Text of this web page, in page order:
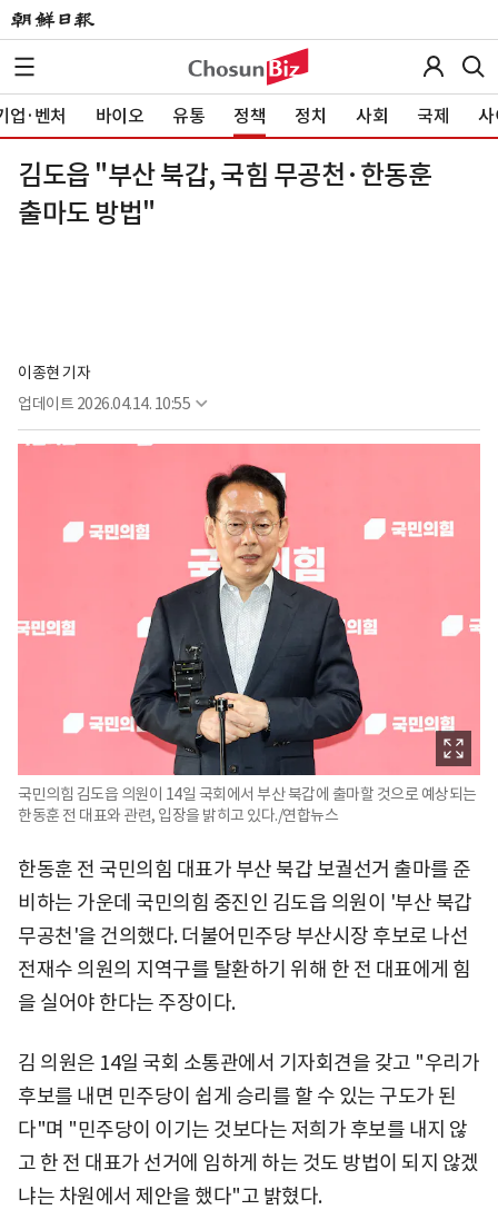
업·벤처 바이오 유통 정책 정치 사회 국제 사
김도읍 "부산 북갑, 국힘 무공천·한동훈
출마도 방법"
이종현 기자
업데이트 2026.04.14. 10:55
국민의힘 김도읍 의원이 14일 국회에서 부산 북갑에 출마할 것으로 예상되는
한동훈 전 대표와 관련, 입장을 밝히고 있다./연합뉴스
한동훈 전 국민의힘 대표가 부산 북갑 보궐선거 출마를 준
비하는 가운데 국민의힘 중진인 김도읍 의원이 '부산 북갑
무공천'을 건의했다. 더불어민주당 부산시장 후보로 나선
전재수 의원의 지역구를 탈환하기 위해 한 전 대표에게 힘
을 실어야 한다는 주장이다.
김 의원은 14일 국회 소통관에서 기자회견을 갖고 "우리가
후보를 내면 민주당이 쉽게 승리를 할 수 있는 구도가 된
다"며 "민주당이 이기는 것보다는 저희가 후보를 내지 않
고 한 전 대표가 선거에 임하게 하는 것도 방법이 되지 않겠
냐는 차원에서 제안을 했다"고 밝혔다.